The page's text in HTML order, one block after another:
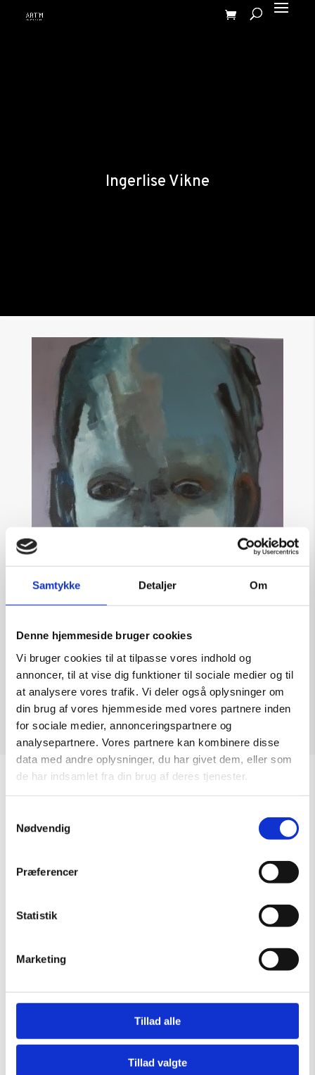
Samtykke Detaljer Om
Denne hjemmeside bruger cookies
Vi bruger cookies til at tilpasse vores indhold og
annoncer, til at vise dig funktioner til sociale medier og til
at analysere vores trafik. Vi deler også oplysninger om
din brug af vores hjemmeside med vores partnere inden
for sociale medier, annonceringspartnere og
analysepartnere. Vores partnere kan kombinere disse
data med andre oplysninger, du har givet dem, eller som
de har indsamlet fra din brug af deres tjenester.
Nødvendig
Præferencer
Statistik
Marketing
Tillad alle
Tillad valgte
Ingerlise Vikne
Kunst af Ingerlise Vikne, Closeness
afnk|13. mar, 2019
Kunst af Ingerlise Vikne, Connected souls
12. mar, 2019
Fredag:
Kontakt galleriet for åbningstider efter aftale.
ARTM ApS